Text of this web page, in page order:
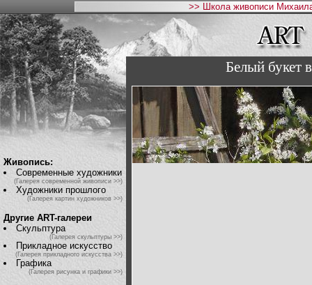
>> Школа живописи
Живопись:
Современные художники
(Галерея современной живописи >>)
Художники прошлого
(Галерея картин художников >>)
Другие ART-галереи
Скульптура
(Галерея скульптуры >>)
Прикладное искусство
(Галерея прикладного искусства >>)
Графика
(Галерея рисунка и графики >>)
Белый букет